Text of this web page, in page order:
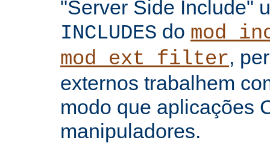
"Server Side Include"
INCLUDES do
mod_ext_filter,
externos trabalhem
modo que aplicações
manipuladores.